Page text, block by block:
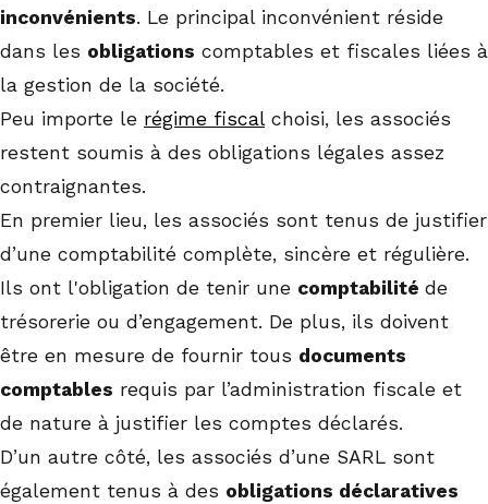
inconvénients. Le principal inconvénient réside
dans les obligations comptables et fiscales liées à
la gestion de la société.
Peu importe le régime fiscalchoisi, les associés
restent soumis à des obligations légales assez
contraignantes.
En premier lieu, les associés sont tenus de justifier
d’une comptabilité complète, sincère et régulière.
Ils ont l'obligation de tenir une comptabilité de
trésorerie ou d’engagement. De plus, ils doivent
être en mesure de fournir tous documents
comptables requis par l’administration fiscale et
de nature à justifier les comptes déclarés.
D’un autre côté, les associés d’une SARL sont
également tenus à des obligations déclaratives